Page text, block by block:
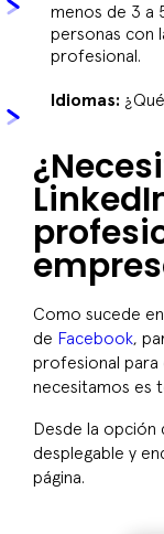
menos de 3 a
personas con
profesional.
Idiomas:
Como sucede
de Facebook,
profesional para
necesitamos es
Desde la opción
desplegable y
página.